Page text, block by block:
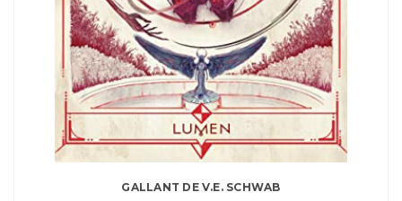
GALLANT DE V.E. SCHWAB